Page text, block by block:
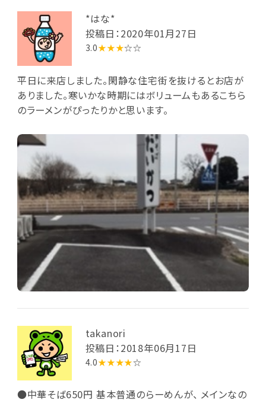
*はな*
投稿日：2020年01月27日
3.0★★★☆☆
平日に来店しました。閑静な住宅街を抜けるとお店が
ありました。寒いかな時期にはボリュームもあるこちら
のラーメンがぴったりかと思います。
takanori
投稿日：2018年06月17日
4.0★★★★☆
●中華そば650円 基本普通のらーめんが、 メインなの